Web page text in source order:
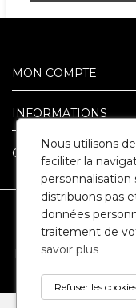
MON COMPTE
INFORMATIONS
GUIDE ET CONSEIL
SARL ARLEQUIN
RCS ARRAS
Reproduction
1993 © 2026
Nous utilisons
faciliter la
personnalisation
distribuons pas
données
traitement de
savoir plus
Refuser les